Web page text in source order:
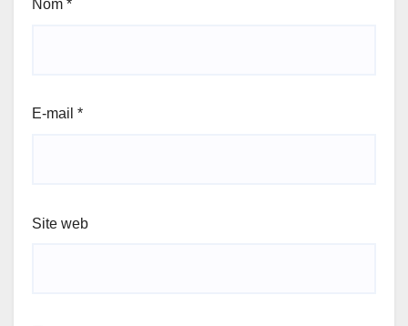
Nom *
E-mail *
Site web